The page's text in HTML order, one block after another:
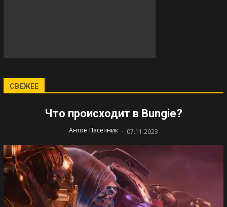
СВЕЖЕЕ
Что происходит в Bungie?
Антон Пасечник - 07.11.2023